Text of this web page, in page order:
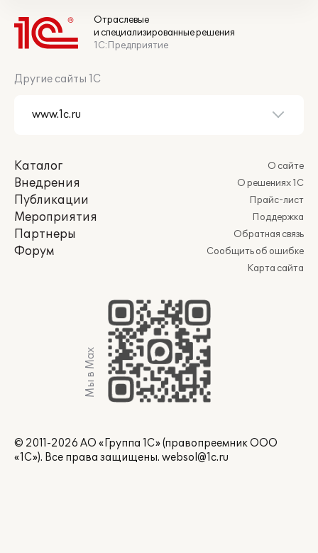
Отраслевые
и специализированные решения
1С:Предприятие
Другие сайты 1С
Каталог
Внедрения
Публикации
Мероприятия
Партнеры
Форум
О сайте
О решениях 1С
Прайс-лист
Поддержка
Обратная связь
Сообщить об ошибке
Карта сайта
Мы в Max
© 2011-2026 АО «Группа 1С» (правопреемник ООО
«1С»). Все права защищены. websol@1c.ru